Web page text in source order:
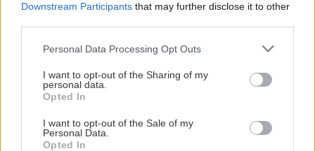
Downstream Participants that may further disclose it to other
Please note that this website/app uses one or more Google
not limited to your visit or usage behaviour. You may click to
grant or deny consent to Google and its third-party tags to
use your data for below specified purposes in below Google
consent section.
Personal Data Processing Opt Outs
I want to opt-out of the Sharing of my
personal data.
Opted In
I want to opt-out of the Sale of my
Personal Data.
Opted In